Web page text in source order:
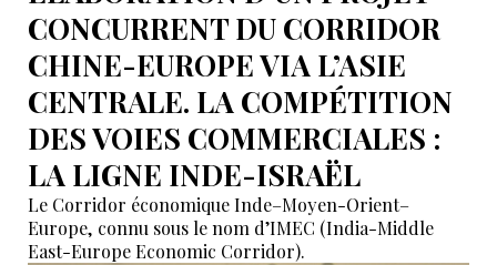
CONCURRENT DU CORRIDOR
CHINE-EUROPE VIA L’ASIE
CENTRALE. LA COMPÉTITION
DES VOIES COMMERCIALES :
LA LIGNE INDE-ISRAËL
Le Corridor économique Inde–Moyen-Orient–
Europe, connu sous le nom d’IMEC (India-Middle
East-Europe Economic Corridor).